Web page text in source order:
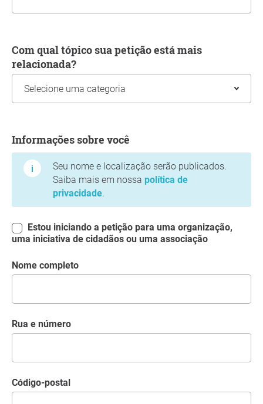
Com qual tópico sua petição está mais
relacionada?
Informações sobre você
Seu nome e localização serão publicados.
Saiba mais em nossa política de
privacidade.
uma iniciativa de cidadãos ou uma associação
Nome completo
Rua e número
código-postal